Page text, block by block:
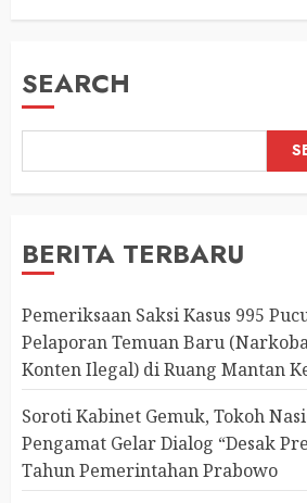
SEARCH
BERITA TERBARU
Pemeriksaan Saksi Kasus 995
Pelaporan Temuan Baru
Konten Ilegal) di Ruang Mantan
Soroti Kabinet Gemuk, Tokoh
Pengamat Gelar Dialog “Desak
Tahun Pemerintahan Prabowo